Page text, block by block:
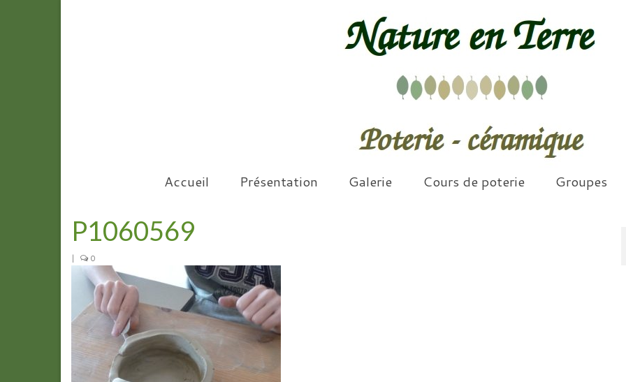
Accueil Présentation Galerie Cours de poterie Groupes
P1060569
| 0